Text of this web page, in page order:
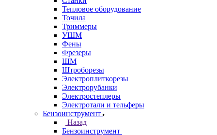
Тепловое оборудование
Точила
Триммеры
УШМ
Фены
Фрезеры
ШМ
Штроборезы
Электроплиткорезы
Электрорубанки
Электростеплеры
Электротали и тельферы
Бензоинструмент
Назад
Бензоинструмент